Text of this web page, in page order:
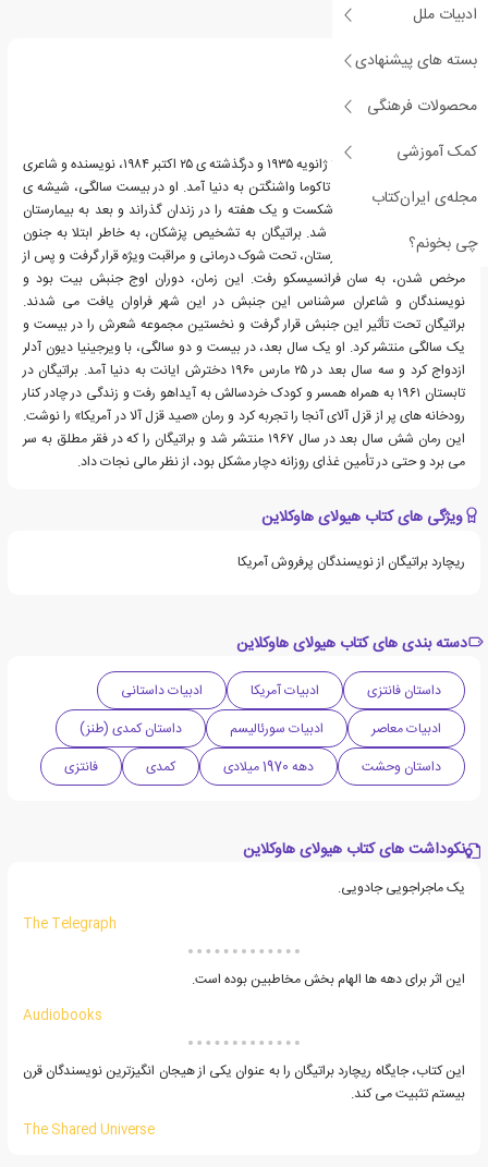
ادبیات ملل
بسته های پیشنهادی
محصولات فرهنگی
کمک آموزشی
مجله‌ی ایران‌کتاب
چی بخونم؟
درباره ریچارد براتیگان
ریچارد براتیگان، زاده ی ۳۰ ژانویه ۱۹۳۵ و درگذشته ی ۲۵ اکتبر ۱۹۸۴، نویسنده و شاعری
آمریکایی بود. براتیگان در تاکوما واشنگتن به دنیا آمد. او در بیست سالگی، شیشه ی
پاسگاه پلیس را با سنگ شکست و یک هفته را در زندان گذراند و بعد به بیمارستان
دولتی آرگون تحویل داده شد. براتیگان به تشخیص پزشکان، به خاطر ابتلا به جنون
جوانی پارانوئیدی در بیمارستان، تحت شوک درمانی و مراقبت ویژه قرار گرفت و پس از
مرخص شدن، به سان فرانسیسکو رفت. این زمان، دوران اوج جنبش بیت بود و
نویسندگان و شاعران سرشناس این جنبش در این شهر فراوان یافت می شدند.
براتیگان تحت تأثیر این جنبش قرار گرفت و نخستین مجموعه شعرش را در بیست و
یک سالگی منتشر کرد. او یک سال بعد، در بیست و دو سالگی، با ویرجینیا دیون آدلر
ازدواج کرد و سه سال بعد در ۲۵ مارس ۱۹۶۰ دخترش ایانت به دنیا آمد. براتیگان در
تابستان ۱۹۶۱ به همراه همسر و کودک خردسالش به آیداهو رفت و زندگی در چادر کنار
رودخانه های پر از قزل آلای آنجا را تجربه کرد و رمان «صید قزل آلا در آمریکا» را نوشت.
این رمان شش سال بعد در سال ۱۹۶۷ منتشر شد و براتیگان را که در فقر مطلق به سر
می برد و حتی در تأمین غذای روزانه دچار مشکل بود، از نظر مالی نجات داد.
ویژگی های کتاب هیولای هاوکلاین
ریچارد براتیگان از نویسندگان پرفروش آمریکا
دسته بندی های کتاب هیولای هاوکلاین
داستان فانتزی ادبیات آمریکا
ادبیات داستانی
ادبیات معاصر
ادبیات سورئالیسم
داستان کمدی (طنز)
داستان وحشت
دهه 1970 میلادی کمدی فانتزی
نکوداشت های کتاب هیولای هاوکلاین
یک ماجراجویی جادویی.
The Telegraph
این اثر برای دهه ها الهام بخش مخاطبین بوده است.
Audiobooks
این کتاب، جایگاه ریچارد براتیگان را به عنوان یکی از هیجان انگیزترین نویسندگان قرن
بیستم تثبیت می کند.
The Shared Universe